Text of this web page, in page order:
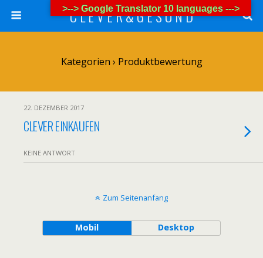
C L E V E R & G E S U N D
Kategorien › Produktbewertung
22. DEZEMBER 2017
CLEVER EINKAUFEN
KEINE ANTWORT
Zum Seitenanfang
Mobil Desktop
>--> Google Translator 10 languages --->